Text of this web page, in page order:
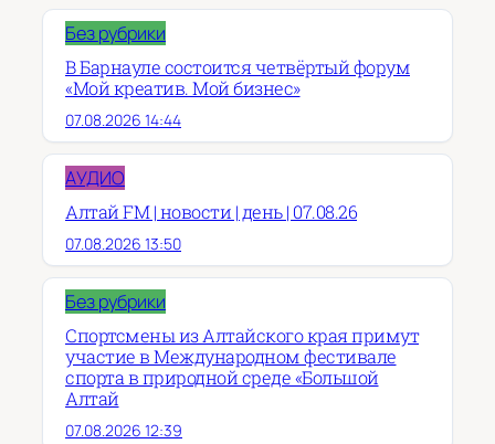
Без рубрики
В Барнауле состоится четвёртый форум
«Мой креатив. Мой бизнес»
07.08.2026 14:44
АУДИО
Алтай FM | новости | день | 07.08.26
07.08.2026 13:50
Без рубрики
Спортсмены из Алтайского края примут
участие в Международном фестивале
спорта в природной среде «Большой
Алтай
07.08.2026 12:39